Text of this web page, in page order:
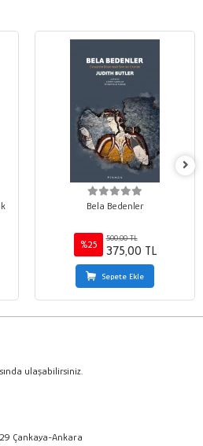
Bela Bedenler
%25
500,00 TL
375,00 TL
Sepete Ekle
ulaşabilirsiniz.
Çankaya-Ankara